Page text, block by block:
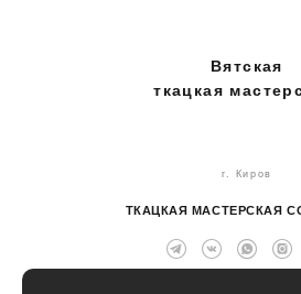
Вятская
ткацкая
г. Киров
ТКАЦКАЯ МАСТЕРСКАЯ